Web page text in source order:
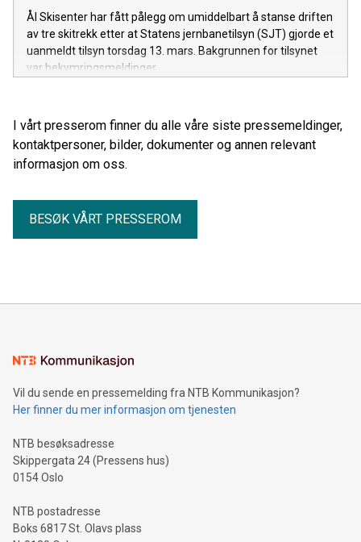
Ål Skisenter har fått pålegg om umiddelbart å stanse driften
av tre skitrekk etter at Statens jernbanetilsyn (SJT) gjorde et
uanmeldt tilsyn torsdag 13. mars. Bakgrunnen for tilsynet
var bekymringsmeldinger.
I vårt presserom finner du alle våre siste pressemeldinger,
kontaktpersoner, bilder, dokumenter og annen relevant
informasjon om oss.
BESØK VÅRT PRESSEROM
Vil du sende en pressemelding fra NTB Kommunikasjon?
Her finner du mer informasjon om tjenesten
NTB besøksadresse
Skippergata 24 (Pressens hus)
0154 Oslo
NTB postadresse
Boks 6817 St. Olavs plass